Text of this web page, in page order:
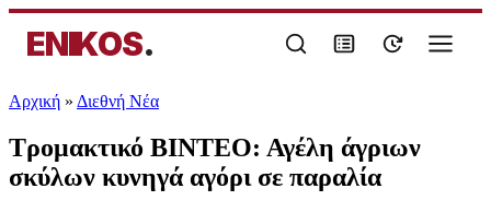
ENIKOS.
Αρχική » Διεθνή Νέα
Τρομακτικό ΒΙΝΤΕΟ: Αγέλη άγριων
σκύλων κυνηγά αγόρι σε παραλία